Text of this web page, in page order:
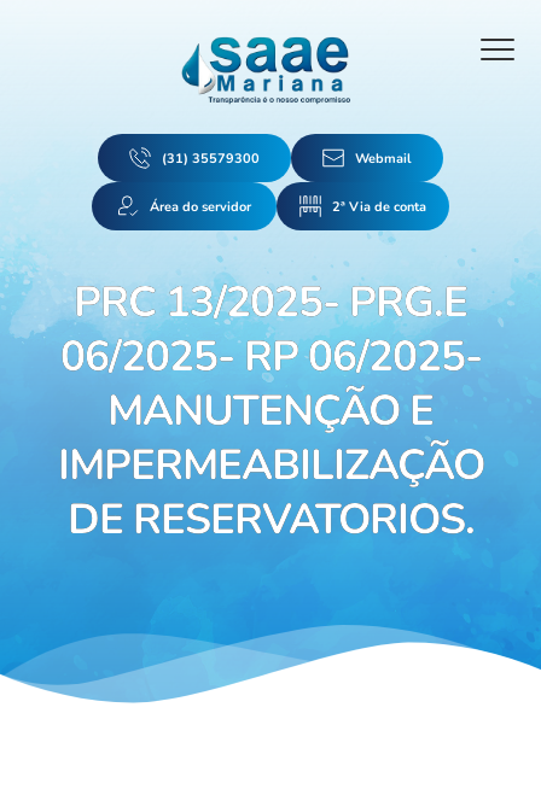
(31) 35579300 Webmail
Área do servidor 2ª Via de conta
PRC 13/2025- PRG.E
06/2025- RP 06/2025-
MANUTENÇÃO E
IMPERMEABILIZAÇÃO
DE RESERVATORIOS.